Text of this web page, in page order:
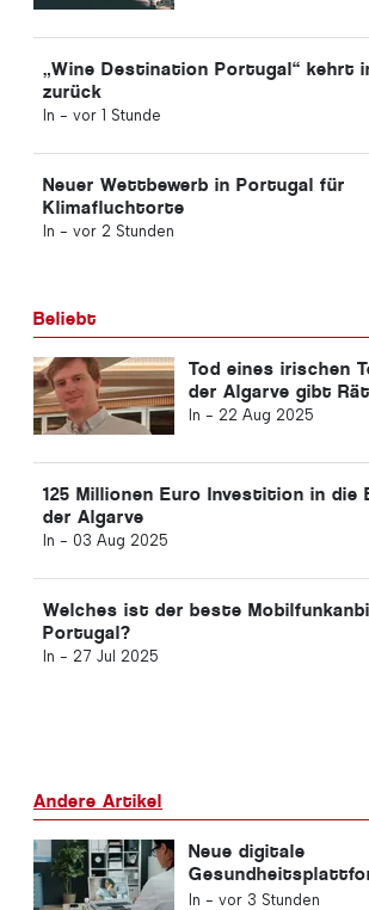
„Wine Destination Portugal“ kehrt
zurück
In - vor 1 Stunde
Neuer Wettbewerb in Portugal für
Klimafluchtorte
In - vor 2 Stunden
Beliebt
Tod eines irischen
der Algarve gibt
In - 22 Aug 2025
125 Millionen Euro Investition in die
der Algarve
In - 03 Aug 2025
Welches ist der beste
Portugal?
In - 27 Jul 2025
Andere Artikel
Neue digitale
Portugal eingeführt
In - vor 3 Stunden